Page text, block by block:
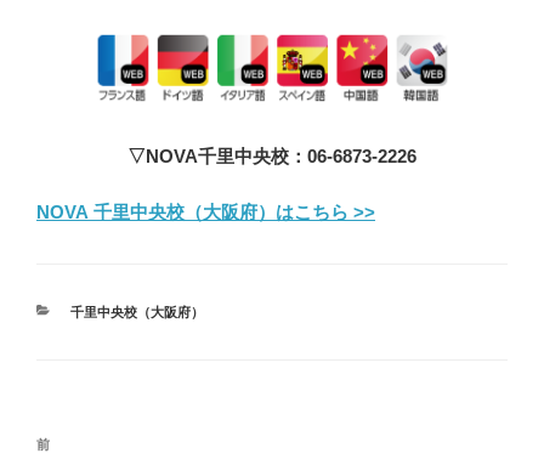
▽NOVA千里中央校：06-6873-2226
NOVA 千里中央校（大阪府）はこちら >>
カ
千里中央校（大阪府）
投
前
前